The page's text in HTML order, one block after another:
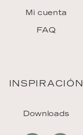
Mi cuenta
FAQ
INSPIRACIÓN
Downloads